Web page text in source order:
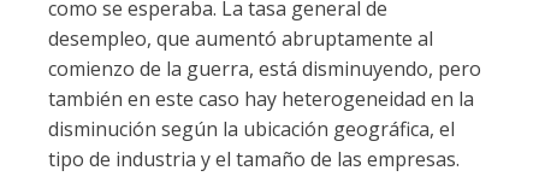
como se esperaba. La tasa general de
desempleo, que aumentó abruptamente al
comienzo de la guerra, está disminuyendo, pero
también en este caso hay heterogeneidad en la
disminución según la ubicación geográfica, el
tipo de industria y el tamaño de las empresas.